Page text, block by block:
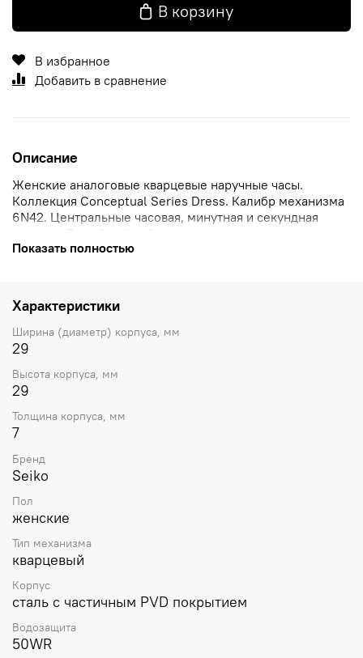
В корзину
В избранное
Добавить в сравнение
Описание
Женские аналоговые кварцевые наручные часы.
Коллекция Conceptual Series Dress. Калибр механизма
6N42. Центральные часовая, минутная и секундная
стрелки. Белый циферблат с часовыми метками в виде
римских цифр. Круглый стальной корпус с покрытием
мелких царапин сапфировое стекло. Рифленая
переводная головка украшена вставкой в форме
кабошона. Стальной браслет с частичным покрытием
цвета жёлтого золота, раскладывающаяся застежка.
г.
Показать полностью
Характеристики
Ширина (диаметр) корпуса, мм
29
Высота корпуса, мм
29
Толщина корпуса, мм
7
Бренд
Seiko
Пол
женские
Тип механизма
кварцевый
Корпус
сталь с частичным PVD покрытием
Водозащита
50WR